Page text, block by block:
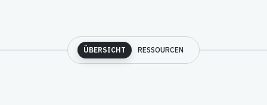
ÜBERSICHT RESSOURCEN